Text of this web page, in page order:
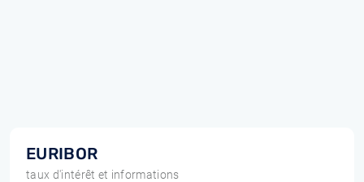
EURIBOR
taux d'intérêt et informations